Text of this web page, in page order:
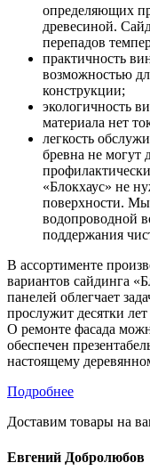
определяющих
древесиной.
перепадов
практичность
возможностью
конструкции;
экологичность
материала нет
легкость
бревна не могут
«Блокхаус» не
поверхности.
водопроводной
поддержания
В ассортименте
вариантов сайдинга
панелей облегчает
прослужит десятки
О ремонте фасада
обеспечен
настоящему
Подробнее
Доставим товары на
Евгений Добролюбов